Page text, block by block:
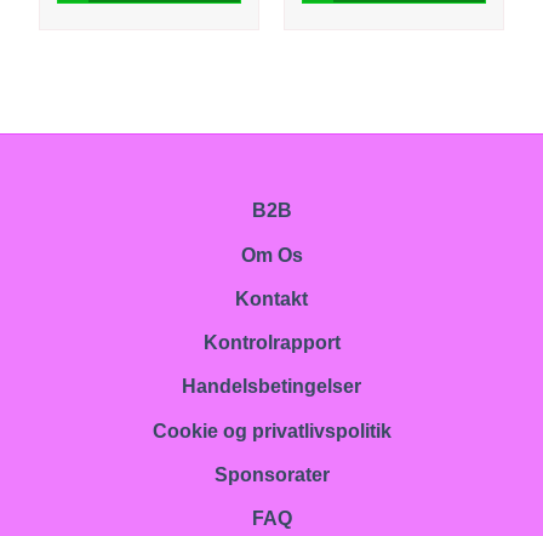
B2B
Om Os
Kontakt
Kontrolrapport
Handelsbetingelser
Cookie og privatlivspolitik
Sponsorater
FAQ